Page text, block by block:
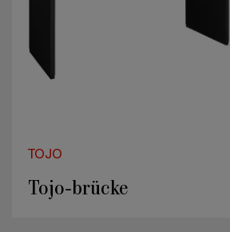
TOJO
Tojo-brücke